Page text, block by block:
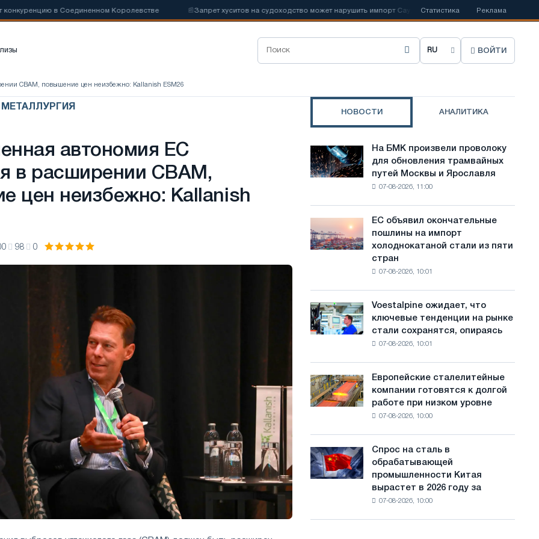
в Соединенном Королевстве 📰Запрет хуситов на судоходство может нарушить импорт Саудовской стали 📰 Испанский Acerinox
Статистика Реклама
В
б
т
ь
з
ы
й
ВОЙТИ
CBAM, повышение цен неизбежно: Kallanish ESM26
автономия ЕС
в расширении CBAM,
цен неизбежно: Kallanish
98 0
НОВОСТИ АНАЛИТИКА
На
БМК
произвели
трамвайных
путей
На БМК произвели проволоку
для обновления трамвайных
путей Москвы и Ярославля
07-08-2026, 11:00
объявил
окончательные
холоднокатаной
стали
из
ЕС объявил окончательные
пошлины на импорт
холоднокатаной стали из пяти
стран
07-08-2026, 10:01
Voestalpine
ожидает,
что
рынке
стали
на
диверсификацию
Voestalpine ожидает, что
ключевые тенденции на рынке
стали сохранятся, опираясь
07-08-2026, 10:01
Европейские
сталелитейные
компании
работе
при
Европейские сталелитейные
компании готовятся к долгой
работе при низком уровне
07-08-2026, 10:00
Спрос
на
сталь
обрабатывающей
Спрос на сталь в
обрабатывающей
промышленности Китая
вырастет в 2026 году за
07-08-2026, 10:00